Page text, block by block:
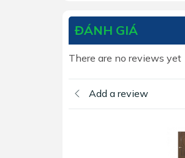
ĐÁNH GIÁ
There are no reviews yet
Add a review